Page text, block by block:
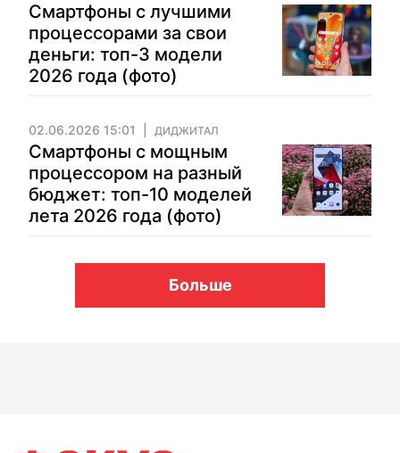
Смартфоны с лучшими
процессорами за свои
деньги: топ-3 модели
2026 года (фото)
02.06.2026 15:01 ДИДЖИТАЛ
Смартфоны с мощным
процессором на разный
бюджет: топ-10 моделей
лета 2026 года (фото)
Больше